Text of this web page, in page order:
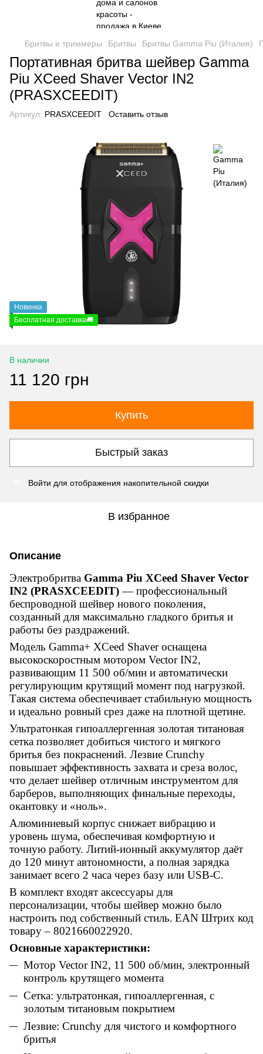
Бритвы и триммеры Бритвы Бритвы Gamma Piu (Италия)
Портативная бритва шейвер Gamma
Piu XCeed Shaver Vector IN2
(PRASXCEEDIT)
Артикул: PRASXCEEDIT Оставить отзыв
Новинка
Бесплатная доставка🚚
В наличии
11 120 грн
Купить
Быстрый заказ
Войти для отображения накопительной скидки
В избранное
Описание
Электробритва Gamma Piu XCeed Shaver Vector
IN2 (PRASXCEEDIT)— профессиональный
беспроводной шейвер нового поколения,
созданный для максимально гладкого бритья и
работы без раздражений.
Модель Gamma+ XCeed Shaver оснащена
высокоскоростным мотором Vector IN2,
развивающим 11 500 об/мин и автоматически
регулирующим крутящий момент под нагрузкой.
Такая система обеспечивает стабильную мощность
и идеально ровный срез даже на плотной щетине.
Ультратонкая гипоаллергенная золотая титановая
сетка позволяет добиться чистого и мягкого
бритья без покраснений. Лезвие Crunchy
повышает эффективность захвата и среза волос,
что делает шейвер отличным инструментом для
барберов, выполняющих финальные переходы,
окантовку и «ноль».
Алюминиевый корпус снижает вибрацию и
уровень шума, обеспечивая комфортную и
точную работу. Литий-ионный аккумулятор даёт
до 120 минут автономности, а полная зарядка
занимает всего 2 часа через базу или USB-C.
В комплект входят аксессуары для
персонализации, чтобы шейвер можно было
настроить под собственный стиль. EAN Штрих код
товару – 8021660022920.
Основные характеристики:
Мотор Vector IN2, 11 500 об/мин, электронный
контроль крутящего момента
Сетка: ультратонкая, гипоаллергенная, с
золотым титановым покрытием
Лезвие: Crunchy для чистого и комфортного
бритья